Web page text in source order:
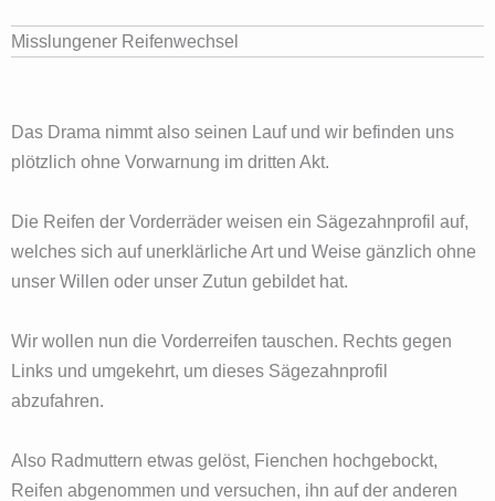
Misslungener Reifenwechsel
Das Drama nimmt also seinen Lauf und wir befinden uns
plötzlich ohne Vorwarnung im dritten Akt.
Die Reifen der Vorderräder weisen ein Sägezahnprofil auf,
welches sich auf unerklärliche Art und Weise gänzlich ohne
unser Willen oder unser Zutun gebildet hat.
Wir wollen nun die Vorderreifen tauschen. Rechts gegen
Links und umgekehrt, um dieses Sägezahnprofil
abzufahren.
Also Radmuttern etwas gelöst, Fienchen hochgebockt,
Reifen abgenommen und versuchen, ihn auf der anderen